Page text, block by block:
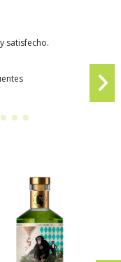
satisfecho.